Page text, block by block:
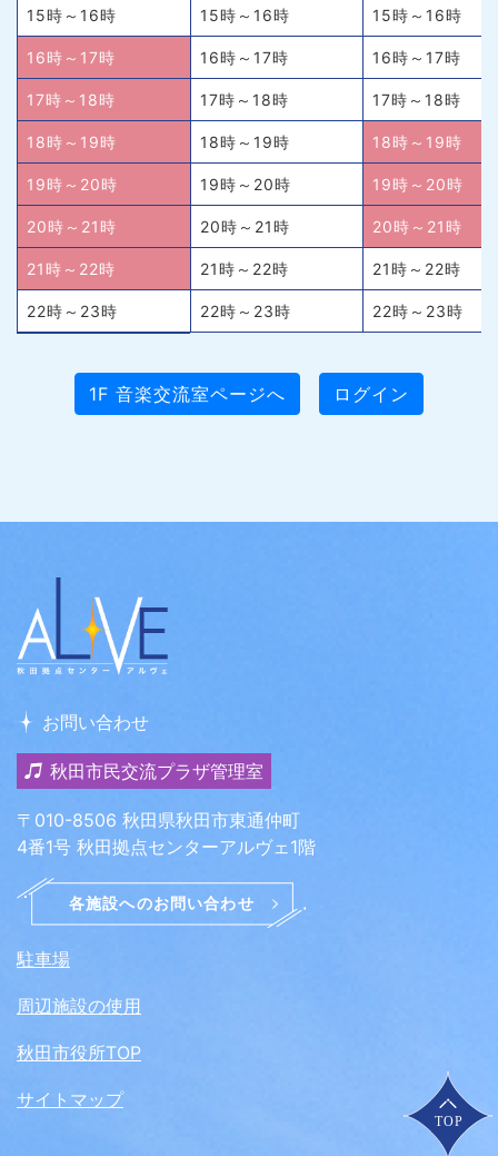
15時～16時 15時～16時 15時～16時
16時～17時 16時～17時 16時～17時
17時～18時 17時～18時 17時～18時
18時～19時 18時～19時 18時～19時
19時～20時 19時～20時 19時～20時
20時～21時 20時～21時 20時～21時
21時～22時 21時～22時 21時～22時
22時～23時 22時～23時 22時～23時
1F 音楽交流室ページへ ログイン
お問い合わせ
秋田市民交流プラザ管理室
〒010-8506 秋田県秋田市東通仲町
4番1号 秋田拠点センターアルヴェ1階
駐車場
周辺施設の使用
秋田市役所TOP
サイトマップ